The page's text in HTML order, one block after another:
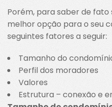
Porém, para saber de
melhor opção para o seu
seguintes fatores a seguir:
Tamanho do
Perfil dos moradores
Valores
Estrutura – conexão e